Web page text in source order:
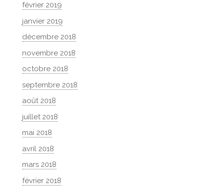
février 2019
janvier 2019
décembre 2018
novembre 2018
octobre 2018
septembre 2018
août 2018
juillet 2018
mai 2018
avril 2018
mars 2018
février 2018